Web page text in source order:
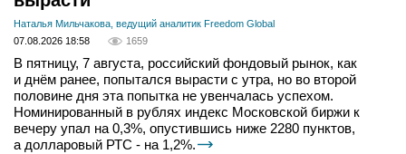
Наталья Мильчакова, ведущий аналитик Freedom Global
07.08.2026 18:58
1659
В пятницу, 7 августа, российский фондовый рынок, как
и днём ранее, попытался вырасти с утра, но во второй
половине дня эта попытка не увенчалась успехом.
Номинированный в рублях индекс Московской биржи к
вечеру упал на 0,3%, опустившись ниже 2280 пунктов,
а долларовый РТС - на 1,2%.